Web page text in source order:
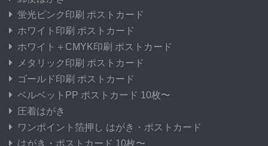
蛍光ピンク印刷 ポストカード
ホワイト印刷 ポストカード
ホワイト＋CMYK印刷 ポストカード
メタリック印刷 ポストカード
ゴールド印刷 ポストカード
ベルベットPP ポストカード 10枚〜
圧着はがき
ワンポイント箔押し はがき・ポストカード
はがき・ポストカード 10枚〜